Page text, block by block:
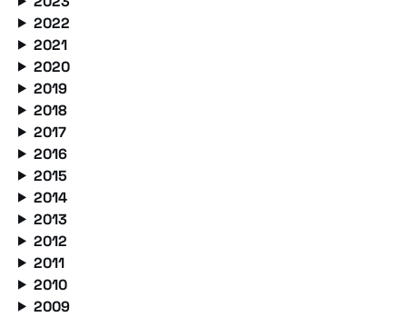
2022
2021
2020
2019
2018
2017
2016
2015
2014
2013
2012
2011
2010
2009